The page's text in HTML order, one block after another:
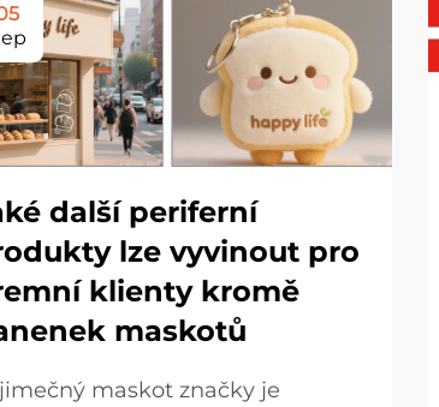
další periferní
lze vyvinout pro
klienty kromě
maskotů
maskot značky je